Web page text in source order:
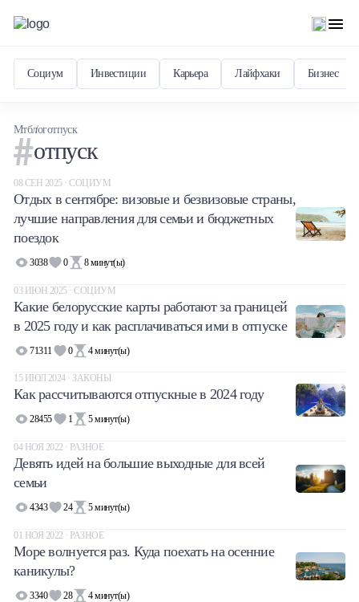
Социум Инвестиции Карьера Лайфхаки Бизнес
Халва
Онлайн-обменник
Премиальный сервис Prime Line
Мобильный банк MOBY
Потребительский кредит
Карта КАКТУС
Мтблоготпуск
отпуск
08 СЕН 2025 · СОЦИУМ
Отдых в сентябре: визовые и безвизовые страны,
лучшие направления для семьи и бюджетных
поездок
3038 0 8 минут(ы)
03 ИЮН 2025 · СОЦИУМ
Какие белорусские карты работают за границей
в 2025 году и как расплачиваться ими в отпуске
71311 0 4минут(ы)
15 ИЮЛ 2024 · ЗАКОНЫ
Как рассчитываются отпускные в 2024 году
28455 1 5минут(ы)
04 НОЯ 2022 · РАЗНОЕ
Девять идей на большие выходные для всей
семьи
4343 24 5минут(ы)
01 НОЯ 2022 · РАЗНОЕ
Море волнуется раз. Куда поехать на осенние
каникулы?
3340 28 4минут(ы)